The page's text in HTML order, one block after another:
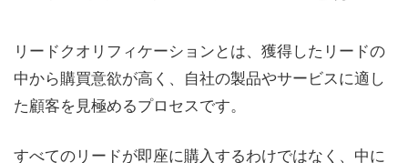
リードクオリフィケーションとは、獲得したリードの
中から購買意欲が高く、自社の製品やサービスに適し
た顧客を見極めるプロセスです。
すべてのリードが即座に購入するわけではなく、中に